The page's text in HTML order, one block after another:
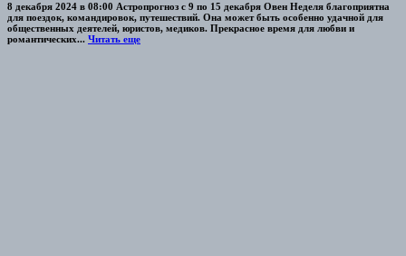
8 декабря 2024 в 08:00 Астропрогноз с 9 по 15 декабря Овен Неделя благоприятна
для поездок, командировок, путешествий. Она может быть особенно удачной для
общественных деятелей, юристов, медиков. Прекрасное время для любви и
романтических... Читать еще